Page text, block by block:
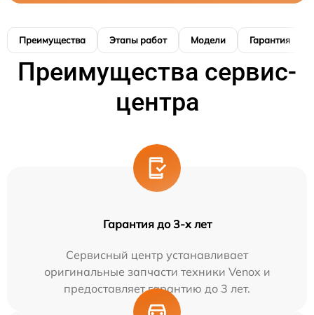
Преимущества Этапы работ Модели Гарантия
Преимущества сервис-
центра
Гарантия до 3-х лет
Сервисный центр устанавливает
оригинальные запчасти техники Venox и
предоставляет гарантию до 3 лет.